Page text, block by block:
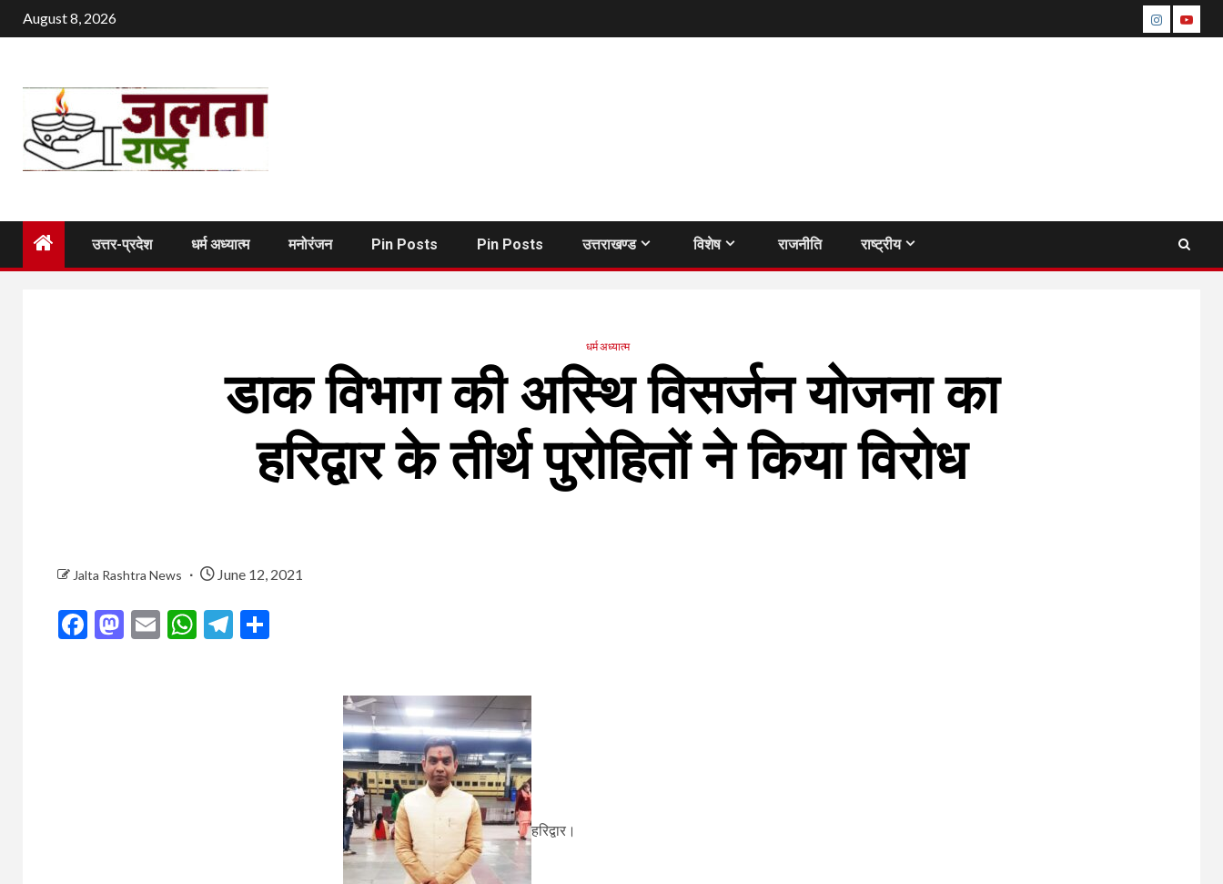
Skip
to
August 8, 2026 instagram
उत्तर-प्रदेश धर्म अध्यात्म मनोरंजन Pin Posts Pin Posts उत्तराखण्ड विशेष राजनीति राष्ट्रीय
धर्म अध्यात्म
डाक विभाग की अस्थि विसर्जन योजना का
हरिद्वार के तीर्थ पुरोहितों ने किया विरोध
Jalta Rashtra News June 12, 2021
Facebook
Mastodon
EmailWhatsApp
Telegram
हरिद्वार।